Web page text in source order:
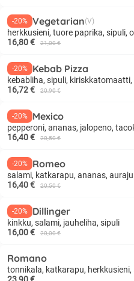
-20% Vegetarian(V)
herkkusieni, tuore paprika, sipuli,
16,80 €
21,00 €
-20% Kebab Pizza
kebabliha, sipuli, kiriskkatomaatti,
16,72 €
20,90 €
-20% Mexico
pepperoni, ananas, jalopeno,
16,40 €
20,50 €
-20% Romeo
salami, katkarapu, ananas,
16,40 €
20,50 €
-20% Dillinger
kinkku, salami, jauheliha, sipuli
16,00 €
20,00 €
Romano
tonnikala, katkarapu,